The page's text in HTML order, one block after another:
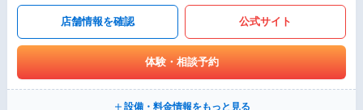
店舗情報を確認 公式サイト
体験・相談予約
設備・料金情報をもっと見る